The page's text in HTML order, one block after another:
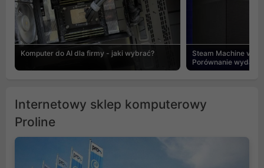
Komputer do AI dla firmy - jaki wybrać?
Steam Machine vs
Porównanie
Internetowy sklep komputerowy
Proline